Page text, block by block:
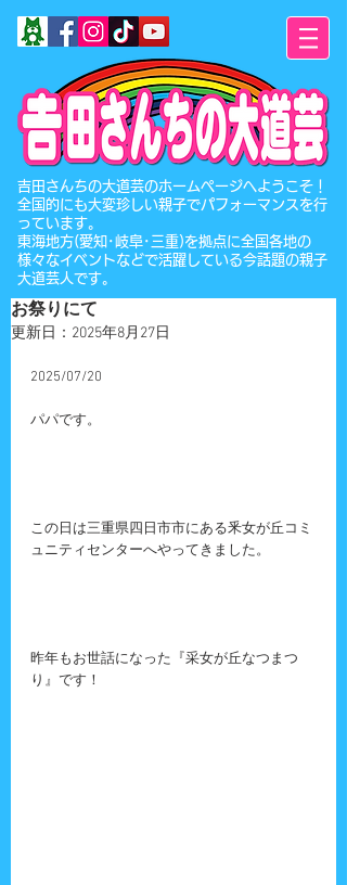
​吉田さんちの大道芸のホームページへようこそ！
全国的にも大変珍しい親子でパフォーマンスを行
っています。
東海地方(愛知･岐阜･三重)を拠点に全国各地の
様々なイベントなどで活躍している今話題の親子
大道芸人です。
お祭りにて
更新日： 2025年8月27日
2025/07/20
パパです。
この日は三重県四日市市にある釆女が丘コミ
ュニティセンターへやってきました。
昨年もお世話になった『采女が丘なつまつ
り』です！